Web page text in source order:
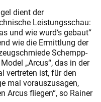
dient der
Leis­tungsschau:
und wie wurd‘s gebaut“
wie die Ermittlung der
Schempp-
„Arcus“, das in der
vertreten ist, für den
mal vorauszusagen,
Arcus fliegen“, so Rainer